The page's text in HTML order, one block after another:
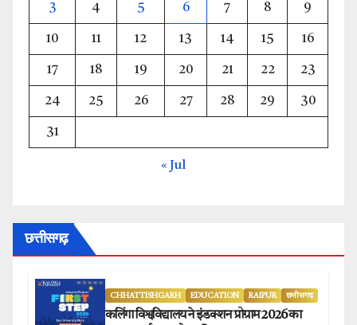
3 4 5 6 7 8 9
10 11 12 13 14 15 16
17 18 19 20 21 22 23
24 25 26 27 28 29 30
31
« Jul
छत्तीसगढ़
CHHATTISHGARH EDUCATION RAIPUR छत्तीसगढ़
कलिंगा विश्वविद्यालय ने इंडक्शन प्रोग्राम 2026 का